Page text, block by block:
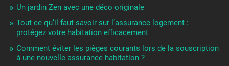
Un jardin Zen avec une déco originale
Tout ce qu’il faut savoir sur l’assurance logement :
protégez votre habitation efficacement
Comment éviter les pièges courants lors de la souscription
à une nouvelle assurance habitation ?